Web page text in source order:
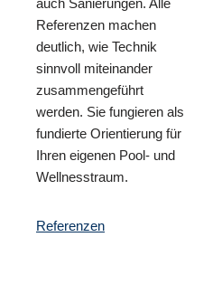
auch Sanierungen. Alle
Referenzen machen
deutlich, wie Technik
sinnvoll miteinander
zusammengeführt
werden. Sie fungieren als
fundierte Orientierung für
Ihren eigenen Pool- und
Wellnesstraum.
Referenzen